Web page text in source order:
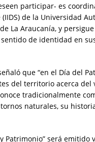
participar- es
de la Universidad
La Araucanía, y
de identidad en
que “en el Día del
del territorio acerca
tradicionalmente
naturales, su
Patrimonio” será emitido